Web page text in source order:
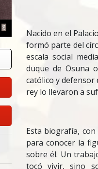
Nacido en el
formó parte del
escala social
duque de Osuna
católico y defensor
rey lo llevaron a
Esta biografía,
para conocer la
sobre él. Un
tocó vivir, sino